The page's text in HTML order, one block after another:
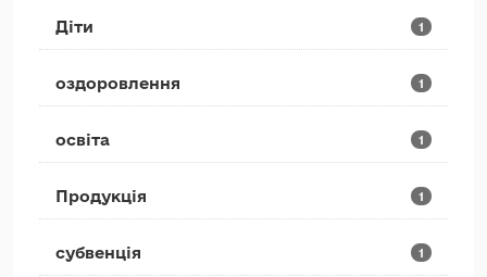
Діти 1
оздоровлення 1
освіта 1
Продукція 1
субвенція 1